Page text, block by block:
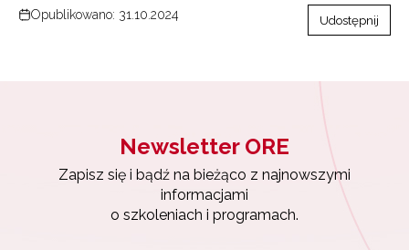
Opublikowano: 31.10.2024 Udostępnij
Newsletter ORE
Zapisz się i bądź na bieżąco z najnowszymi
informacjami
o szkoleniach i programach.
Newsletter ORE
Zapisz się i bądź na bieżąco z najnowszymi
o szkoleniach i programach.